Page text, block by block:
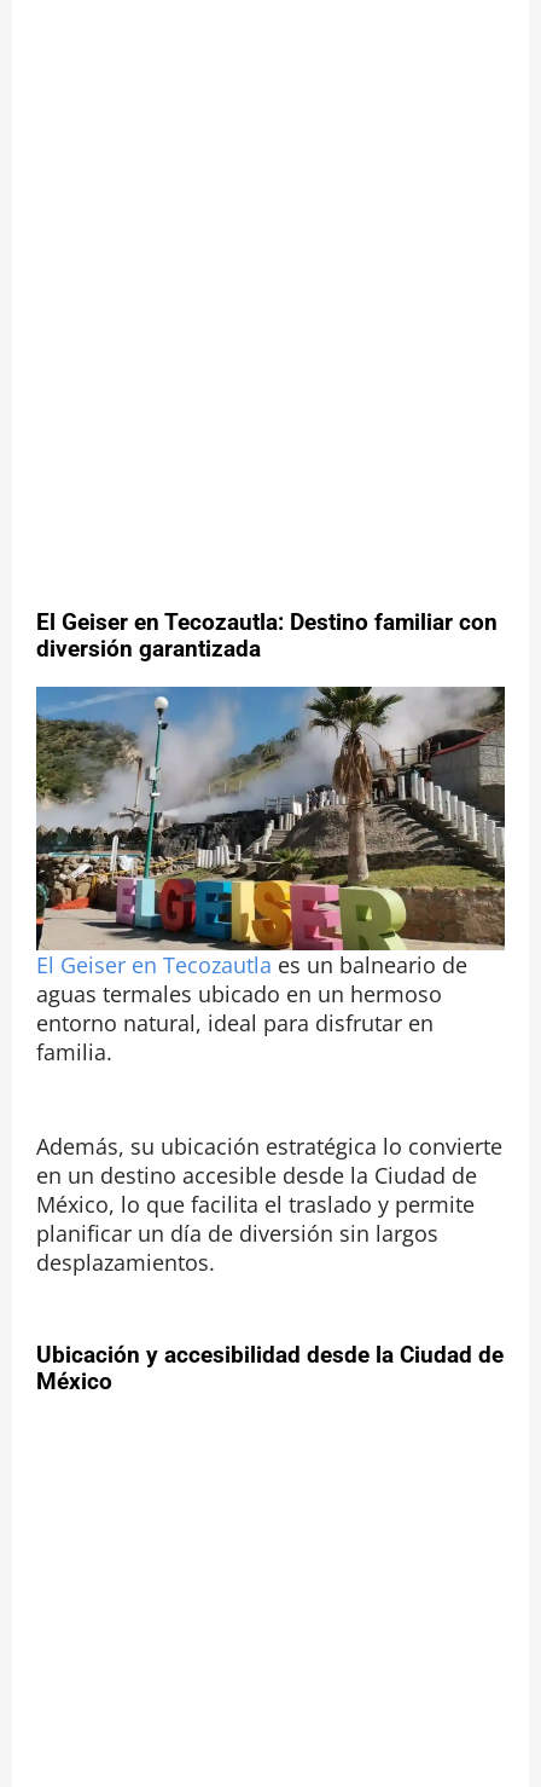
El Geiser en Tecozautla: Destino familiar con
diversión garantizada
El Geiser en Tecozautla es un balneario de
aguas termales ubicado en un hermoso
entorno natural, ideal para disfrutar en
familia.
Además, su ubicación estratégica lo convierte
en un destino accesible desde la Ciudad de
México, lo que facilita el traslado y permite
planificar un día de diversión sin largos
desplazamientos.
Ubicación y accesibilidad desde la Ciudad de
México